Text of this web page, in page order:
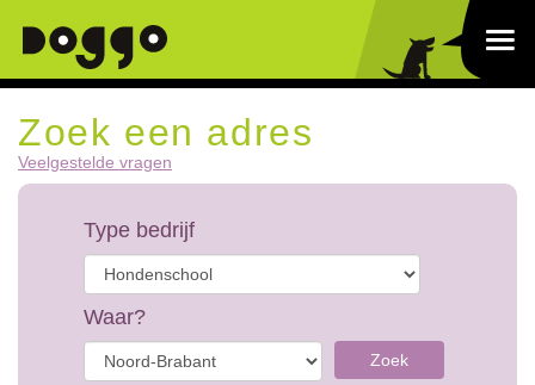
Zoek een adres
Veelgestelde vragen
Type bedrijf
Waar?
Zoek